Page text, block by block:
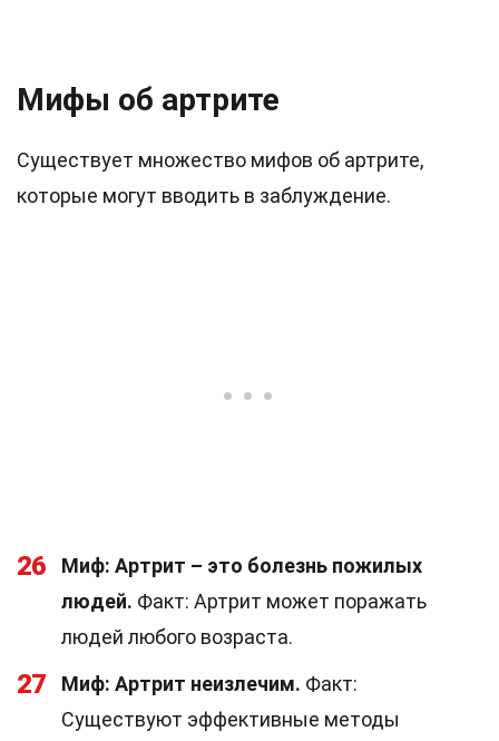
Мифы об артрите
Существует множество мифов об артрите,
которые могут вводить в заблуждение.
26
Миф: Артрит – это болезнь пожилых
людей. Факт: Артрит может поражать
людей любого возраста.
27 Миф: Артрит неизлечим. Факт:
Существуют эффективные методы